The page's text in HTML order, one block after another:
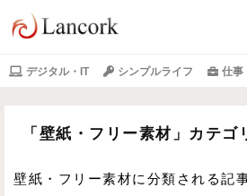
デジタル・IT シンプルライフ 仕事
「壁紙・フリー素材」カテゴ
壁紙・フリー素材に分類される記